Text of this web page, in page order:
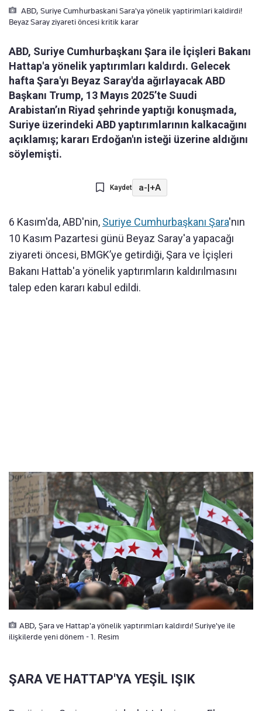
ABD, Suriye Cumhurbaskani Sara'ya yönelik yaptirimlari kaldirdi!
Beyaz Saray ziyareti öncesi kritik karar
ABD, Suriye Cumhurbaşkanı Şara ile İçişleri Bakanı
Hattap'a yönelik yaptırımları kaldırdı. Gelecek
hafta Şara'yı Beyaz Saray'da ağırlayacak ABD
Başkanı Trump, 13 Mayıs 2025’te Suudi
Arabistan’ın Riyad şehrinde yaptığı konuşmada,
Suriye üzerindeki ABD yaptırımlarının kalkacağını
açıklamış; kararı Erdoğan'ın isteği üzerine aldığını
söylemişti.
Kaydet a-|+A
6 Kasım'da, ABD'nin, Suriye Cumhurbaşkanı Şara'nın
10 Kasım Pazartesi günü Beyaz Saray'a yapacağı
ziyareti öncesi, BMGK’ye getirdiği, Şara ve İçişleri
Bakanı Hattab'a yönelik yaptırımların kaldırılmasını
talep eden kararı kabul edildi.
ABD, Şara ve Hattap'a yönelik yaptırımları kaldırdı! Suriye'ye ile
ilişkilerde yeni dönem - 1. Resim
ŞARA VE HATTAP'YA YEŞİL IŞIK